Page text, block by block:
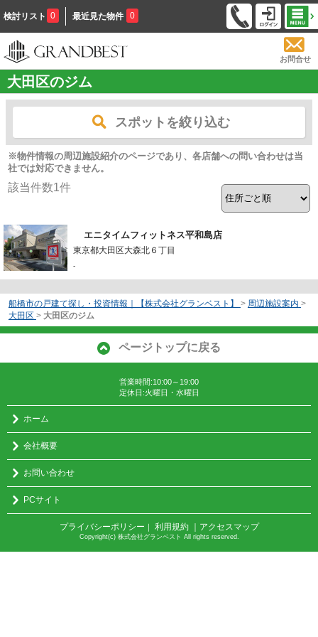
検討リスト 0 最近見た物件 0
お問合せ
大田区のジム
スポットを絞り込む
※物件情報の周辺施設紹介のページであり、各店舗への問い合わせは当
社では対応できません。
該当件数1件
エニタイムフィットネス平和島店
東京都大田区大森北６丁目
-
船橋市の戸建て探し・投資情報｜【株式会社グランベスト】 > 周辺施設案内 >
大田区 > 大田区のジム
ページトップに戻る
営業時間:10:00～19:00
定休日:火曜日・水曜日
ホーム
会社概要
お問い合わせ
PCサイト
プライバシーポリシー ｜ 利用規約 ｜アクセスマップ
Copyright(c) 株式会社グランベスト All rights reserved.